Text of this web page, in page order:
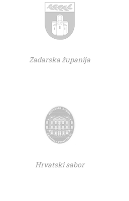
Zadarska županija
Hrvatski sabor